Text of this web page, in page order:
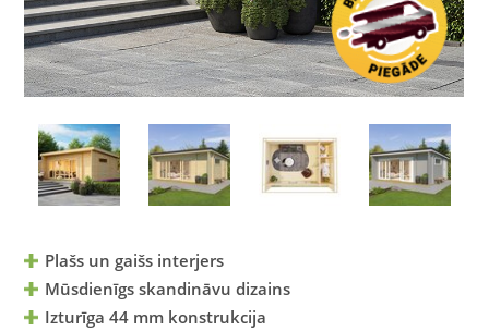
Plašs un gaišs interjers
Mūsdienīgs skandināvu dizains
Izturīga 44 mm konstrukcija